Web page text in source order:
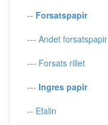
-- Forsatspapir
--- Andet forsatspapir
--- Forsats rillet
--- Ingres papir
-- Efalin